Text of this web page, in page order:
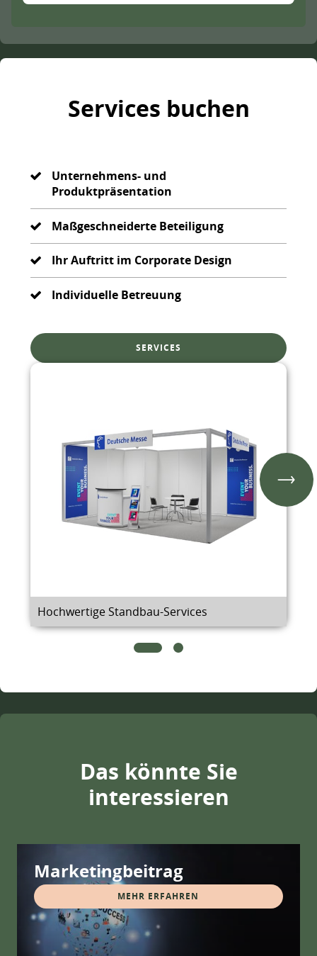
Services buchen
Unternehmens- und
Produktpräsentation
Maßgeschneiderte Beteiligung
Ihr Auftritt im Corporate Design
Individuelle Betreuung
SERVICES
Hochwertige Standbau-Services
Das könnte Sie
interessieren
Marketingbeitrag
MEHR ERFAHREN